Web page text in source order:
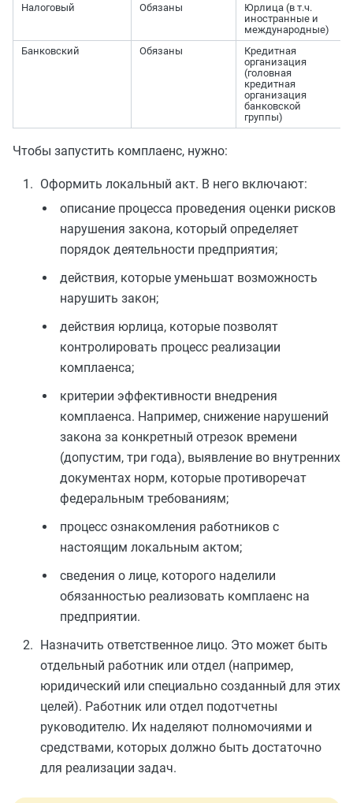
Налоговый Обязаны
Юрлица (в т.ч.
иностранные и
международные)
Банковский
Обязаны
Кредитная
организация
(головная
кредитная
организация
банковской
группы)
Чтобы запустить комплаенс, нужно:
Оформить локальный акт. В него включают:
описание процесса проведения оценки рисков
нарушения закона, который определяет
порядок деятельности предприятия;
действия, которые уменьшат возможность
нарушить закон;
действия юрлица, которые позволят
контролировать процесс реализации
комплаенса;
критерии эффективности внедрения
комплаенса. Например, снижение нарушений
закона за конкретный отрезок времени
(допустим, три года), выявление во внутренних
документах норм, которые противоречат
федеральным требованиям;
процесс ознакомления работников с
настоящим локальным актом;
сведения о лице, которого наделили
обязанностью реализовать комплаенс на
предприятии.
Назначить ответственное лицо. Это может быть
отдельный работник или отдел (например,
юридический или специально созданный для этих
целей). Работник или отдел подотчетны
руководителю. Их наделяют полномочиями и
средствами, которых должно быть достаточно
для реализации задач.